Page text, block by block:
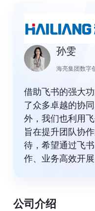
孙雯
海亮集团数字
借助飞书的强大
了众多卓越的协
外，我们也利用
旨在提升团队协
待，希望通过飞
作、业务高效开展
公司介绍